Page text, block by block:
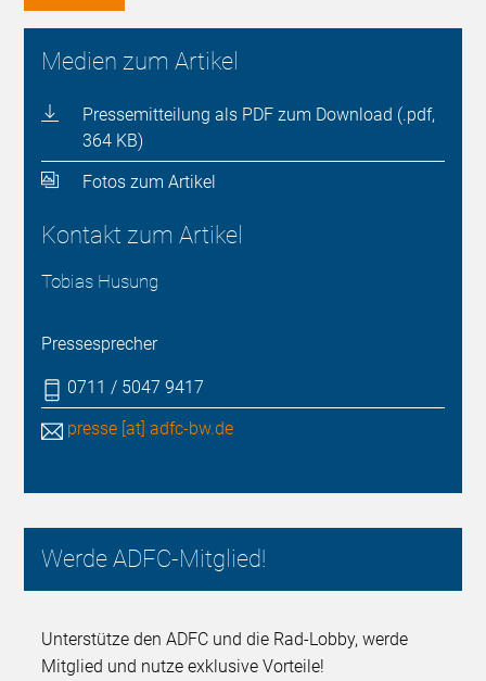
Medien zum Artikel
Pressemitteilung als PDF zum Download (.pdf,
364 KB)
Fotos zum Artikel
Kontakt zum Artikel
Tobias Husung
Pressesprecher
0711 / 5047 9417
presse [at] adfc-bw.de
Werde ADFC-Mitglied!
Unterstütze den ADFC und die Rad-Lobby, werde
Mitglied und nutze exklusive Vorteile!